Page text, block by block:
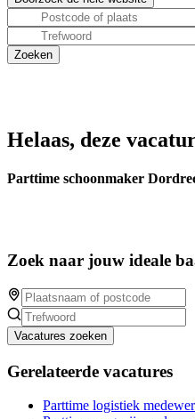
Helaas, deze
Parttime schoonmaker
Zoek naar jouw ideale
Vacatures zoeken
Gerelateerde vacatures
Parttime logistiek